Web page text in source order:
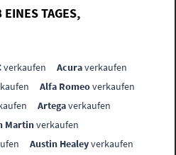
TAGES,
verkaufen Acuraverkaufen
Alfa Romeoverkaufen
Artegaverkaufen
Martinverkaufen
Austin Healeyverkaufen